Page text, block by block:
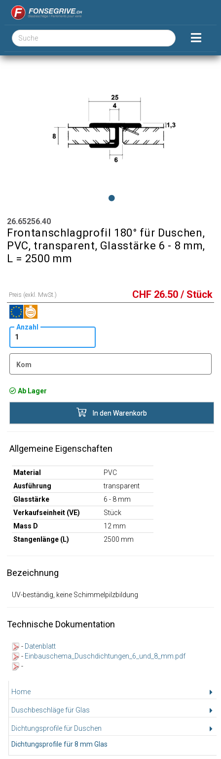
Home
Duschbeschläge für Glas
Dichtungsprofile für Duschen
Dichtungsprofile für 8 mm Glas
26.65256.40
Frontanschlagprofil 180° für Duschen,
PVC, transparent, Glasstärke 6 - 8 mm,
L = 2500 mm
Preis (exkl. MwSt.) CHF 26.50 / Stück
Anzahl
Kom
Ab Lager
In den Warenkorb
Allgemeine Eigenschaften
Material
PVC
Ausführung
transparent
Glasstärke
6 - 8 mm
Verkaufseinheit (VE)
Stück
Mass D
12 mm
Stangenlänge (L)
2500 mm
Bezeichnung
UV-beständig, keine Schimmelpilzbildung
Technische Dokumentation
- Datenblatt
- Einbauschema_Duschdichtungen_6_und_8_mm.pdf
-